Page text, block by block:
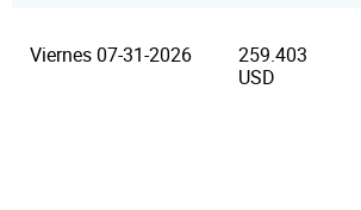
Viernes 07-31-2026
259.403
USD